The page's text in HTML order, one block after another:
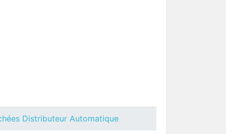
Distributeur Automatique